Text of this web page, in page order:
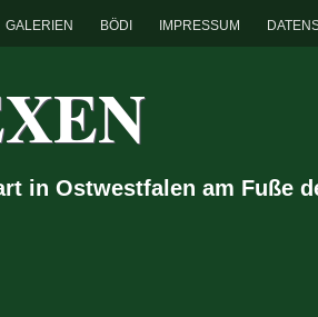
GALERIEN BÖDI IMPRESSUM
in Ostwestfalen am Fuße